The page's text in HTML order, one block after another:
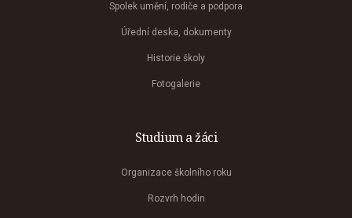
Spolek umění, rodiče a podpora
Úřední deska, dokumenty
Historie školy
Fotogalerie
Studium a žáci
Organizace školního roku
Rozvrh hodin